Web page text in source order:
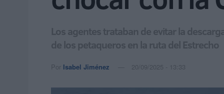
Los agentes trataban de evitar la
de los petaqueros en la ruta del Estrecho
Por Isabel Jiménez 20/09/2025 - 13:33